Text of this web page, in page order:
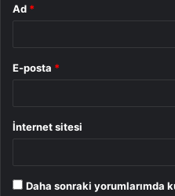
Ad *
E-posta *
İnternet sitesi
Daha sonraki yorumlarımda